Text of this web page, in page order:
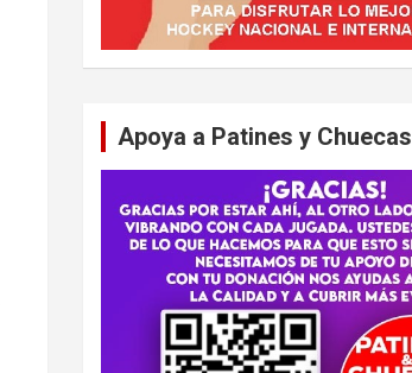
Apoya a Patines y Chuecas